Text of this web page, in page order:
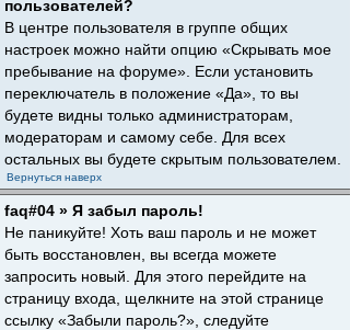
пользователей?
В центре пользователя в группе общих
настроек можно найти опцию «Скрывать мое
пребывание на форуме». Если установить
переключатель в положение «Да», то вы
будете видны только администраторам,
модераторам и самому себе. Для всех
остальных вы будете скрытым пользователем.
Вернуться наверх
faq#04 » Я забыл пароль!
Не паникуйте! Хоть ваш пароль и не может
быть восстановлен, вы всегда можете
запросить новый. Для этого перейдите на
страницу входа, щелкните на этой странице
ссылку «Забыли пароль?», следуйте